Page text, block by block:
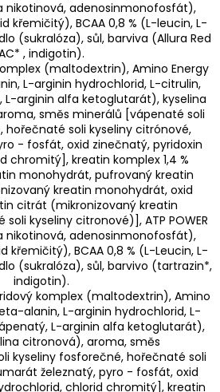
nikotinová, adenosinmonofosfát),
křemičitý), BCAA 0,8 % (L-leucin, L-
(sukralóza), sůl, barviva (Allura Red
, indigotin).
(maltodextrin), Amino Energy
L-arginin hydrochlorid, L-citrulin,
arginin alfa ketoglutarát), kyselina
směs minerálů [vápenaté soli
hořečnaté soli kyseliny citrónové,
- fosfát, oxid zinečnatý, pyridoxin
chromitý], kreatin komplex 1,4 %
monohydrát, pufrovaný kreatin
kreatin monohydrát, oxid
citrát (mikronizovaný kreatin
kyseliny citronové)], ATP POWER
nikotinová, adenosinmonofosfát),
křemičitý), BCAA 0,8 % (L-Leucin, L-
(sukralóza), sůl, barvivo (tartrazin*,
indigotin).
komplex (maltodextrin), Amino
alanin, L-arginin hydrochlorid, L-
L-arginin alfa ketoglutarát),
citronová), aroma, směs
kyseliny fosforečné, hořečnaté soli
železnatý, pyro - fosfát, oxid
chlorid chromitý], kreatin